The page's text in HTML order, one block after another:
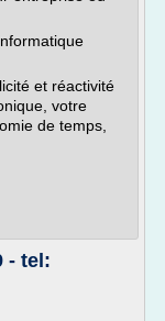
et réactivité
votre
de temps,
- tel: